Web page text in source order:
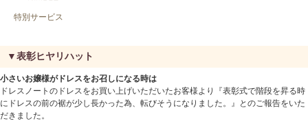
特別サービス
▼表彰ヒヤリハット
小さいお嬢様がドレスをお召しになる時は
ドレスノートのドレスをお買い上げいただいたお客様より『表彰式で階段を昇る時
にドレスの前の裾が少し長かった為、転びそうになりました。』とのご報告をいた
だきました。